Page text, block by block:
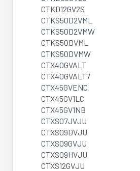
CTKD12GV2S
CTKS50D2VML
CTKS50D2VMW
CTKS50DVML
CTKS50DVMW
CTX40GVALT
CTX40GVALT7
CTX45GVENC
CTX45GV1LC
CTX45GV1NB
CTXS07JVJU
CTXS09DVJU
CTXS09GVJU
CTXS09HVJU
CTXS12GVJU